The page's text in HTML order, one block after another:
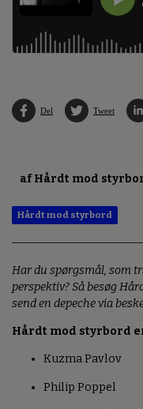
Del Tweet
af Hårdt mod
Hårdt mod styrbord
Har du spørgsmål, som
perspektiv? Så besøg
send en depeche via
Hårdt mod styrbord
Kuzma Pavlov
Philip Poppel